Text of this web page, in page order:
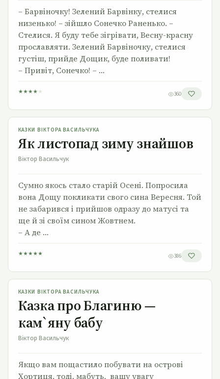
– Барвіночку! Зелений Барвінку, стелися
низенько! – зійшло Сонечко Раненько. –
Стелися. Я буду тебе зігрівати, Весну-красну
прославляти. Зелений Барвіночку, стелися
густіш, прийде Дощик, буде поливати!
– Привіт, Сонечко! – …
★★★★ ★ 360
Як листопад зиму знайшов
КАЗКИ ВІКТОРА ВАСИЛЬЧУКА
Як листопад зиму знайшов
Віктор Васильчук
Сумно якось стало старій Осені. Попросила
вона Дощу покликати свого сина Вересня. Той
не забарився і прийшов одразу до матусі та
ще й зі своїм сином Жовтнем.
– А де …
★★★★★ 386
Казка про Благиню — кам`яну бабу
КАЗКИ ВІКТОРА ВАСИЛЬЧУКА
Казка про Благиню —
кам`яну бабу
Віктор Васильчук
Якщо вам пощастило побувати на острові
Хортиця, тоді, мабуть, вашу увагу